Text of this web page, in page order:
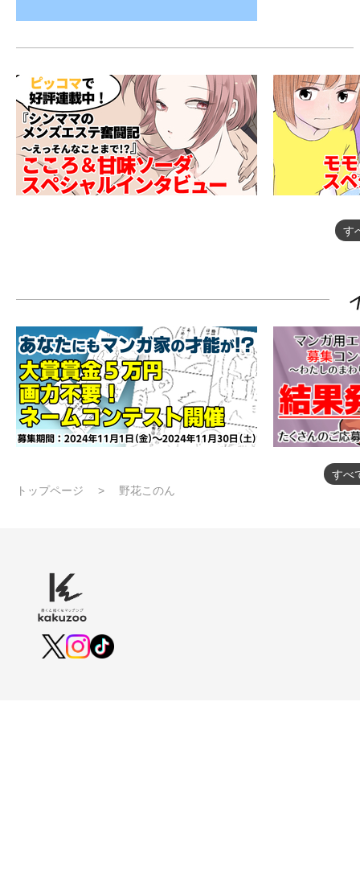
す
すべ
トップページ
野花このん